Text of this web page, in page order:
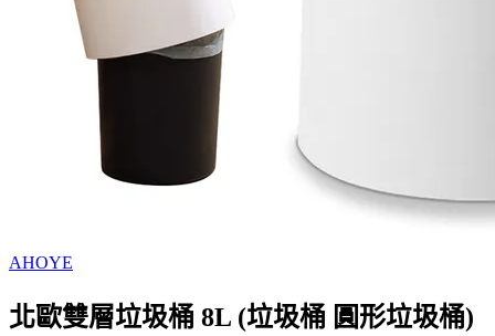
AHOYE
北歐雙層垃圾桶 8L (垃圾桶 圓形垃圾桶)